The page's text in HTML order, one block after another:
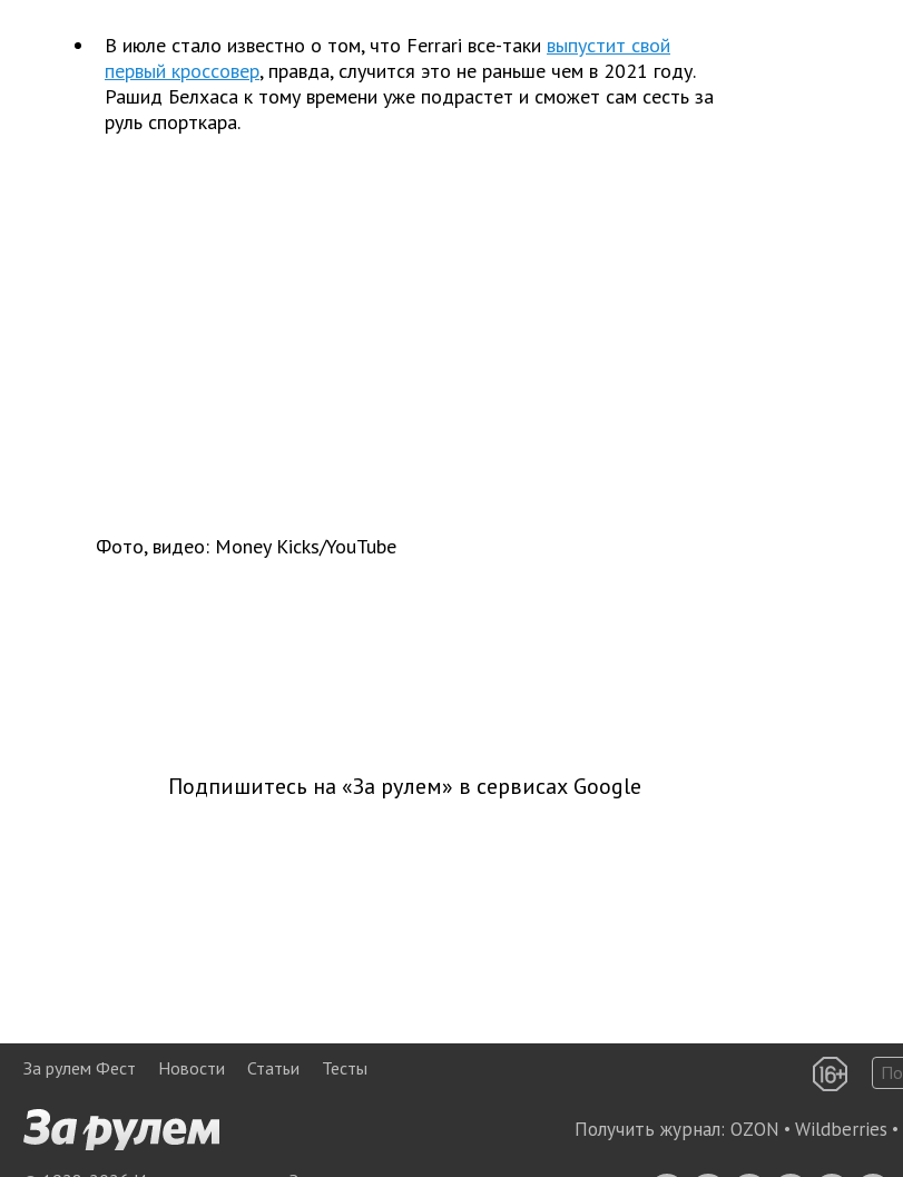
В июле стало известно о том, что Ferrari все-таки выпустит свой
первый кроссовер, правда, случится это не раньше чем в 2021 году.
Рашид Белхаса к тому времени уже подрастет и сможет сам сесть за
руль спорткара.
Фото, видео: Money Kicks/YouTube
Подпишитесь на «За рулем» в сервисах Google
За рулем Фест Новости Статьи Тесты
Получить журнал: OZON • Wildberries •